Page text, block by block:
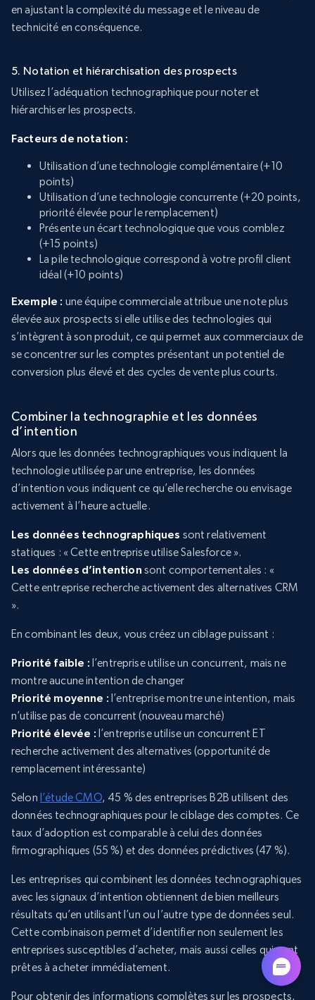
en ajustant la complexité du message et le niveau de
technicité en conséquence.
5. Notation et hiérarchisation des prospects
Utilisez l’adéquation technographique pour noter et
hiérarchiser les prospects.
Facteurs de notation :
Utilisation d’une technologie complémentaire (+10
points)
Utilisation d’une technologie concurrente (+20 points,
priorité élevée pour le remplacement)
Présente un écart technologique que vous comblez
(+15 points)
La pile technologique correspond à votre profil client
idéal (+10 points)
Exemple : une équipe commerciale attribue une note plus
élevée aux prospects si elle utilise des technologies qui
s’intègrent à son produit, ce qui permet aux commerciaux de
se concentrer sur les comptes présentant un potentiel de
conversion plus élevé et des cycles de vente plus courts.
Combiner la technographie et les données
d’intention
Alors que les données technographiques vous indiquent la
technologie utilisée par une entreprise, les données
d’intention vous indiquent ce qu’elle recherche ou envisage
activement à l’heure actuelle.
Les données technographiques sont relativement
statiques : « Cette entreprise utilise Salesforce ».
Les données d’intentionsont comportementales : «
Cette entreprise recherche activement des alternatives CRM
».
En combinant les deux, vous créez un ciblage puissant :
Priorité faible : l’entreprise utilise un concurrent, mais ne
montre aucune intention de changer
Priorité moyenne : l’entreprise montre une intention, mais
n’utilise pas de concurrent (nouveau marché)
Priorité élevée : l’entreprise utilise un concurrent ET
recherche activement des alternatives (opportunité de
remplacement intéressante)
Selon l’étude CMO, 45 % des entreprises B2B utilisent des
données technographiques pour le ciblage des comptes. Ce
taux d’adoption est comparable à celui des données
firmographiques (55 %) et des données prédictives (47 %).
Les entreprises qui combinent les données technographiques
avec les signaux d’intention obtiennent de bien meilleurs
résultats qu’en utilisant l’un ou l’autre type de données seul.
Cette combinaison permet d’identifier non seulement les
entreprises susceptibles d’acheter, mais aussi celles qui sont
prêtes à acheter immédiatement.
Pour obtenir des informations complètes sur les prospects,